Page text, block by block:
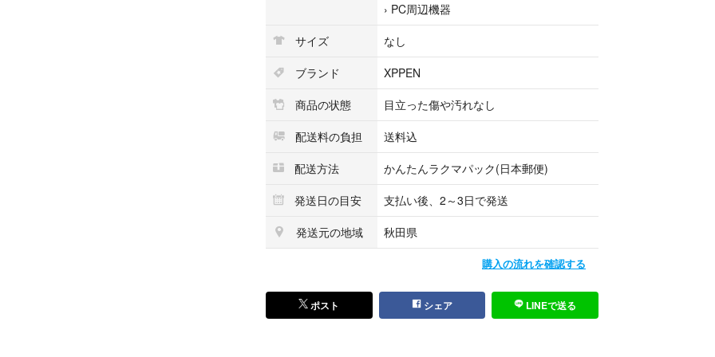
› PC周辺機器
サイズ
なし
ブランド
XPPEN
商品の状態
目立った傷や汚れなし
配送料の負担
送料込
配送方法
かんたんラクマパック(日本郵便)
発送日の目安
支払い後、2～3日で発送
発送元の地域
秋田県
購入の流れを確認する
ポスト シェア LINEで送る